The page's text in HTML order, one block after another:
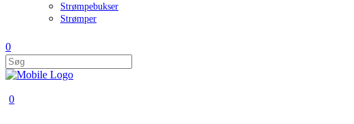
Strømpebukser
Strømper
0
0